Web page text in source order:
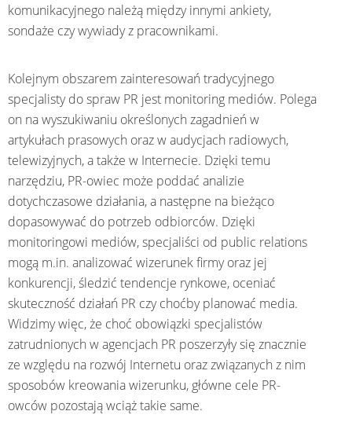
komunikacyjnego należą między innymi ankiety,
sondaże czy wywiady z pracownikami.
Kolejnym obszarem zainteresowań tradycyjnego
specjalisty do spraw PR jest monitoring mediów. Polega
on na wyszukiwaniu określonych zagadnień w
artykułach prasowych oraz w audycjach radiowych,
telewizyjnych, a także w Internecie. Dzięki temu
narzędziu, PR-owiec może poddać analizie
dotychczasowe działania, a następne na bieżąco
dopasowywać do potrzeb odbiorców. Dzięki
monitoringowi mediów, specjaliści od public relations
mogą m.in. analizować wizerunek firmy oraz jej
konkurencji, śledzić tendencje rynkowe, oceniać
skuteczność działań PR czy choćby planować media.
Widzimy więc, że choć obowiązki specjalistów
zatrudnionych w agencjach PR poszerzyły się znacznie
ze względu na rozwój Internetu oraz związanych z nim
sposobów kreowania wizerunku, główne cele PR-
owców pozostają wciąż takie same.